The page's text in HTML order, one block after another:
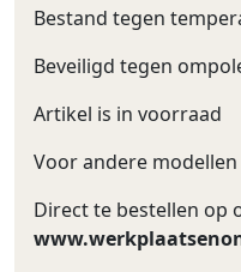
Bestand tegen
Beveiligd tegen
Artikel is in voorraad
Voor andere
Direct te bestellen op